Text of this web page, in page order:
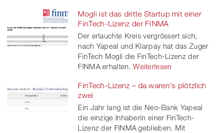
Mogli ist das dritte Startup mit einer
FinTech-Lizenz der FINMA
Der erlauchte Kreis vergrössert sich,
nach Yapeal und Klarpay hat das Zuger
FinTech Mogli die FinTech-Lizenz der
FINMA erhalten. Weiterlesen
FinTech-Lizenz – da waren's plötzlich
zwei
Ein Jahr lang ist die Neo-Bank Yapeal
die einzige Inhaberin einer FinTech-
Lizenz der FINMA geblieben. Mit